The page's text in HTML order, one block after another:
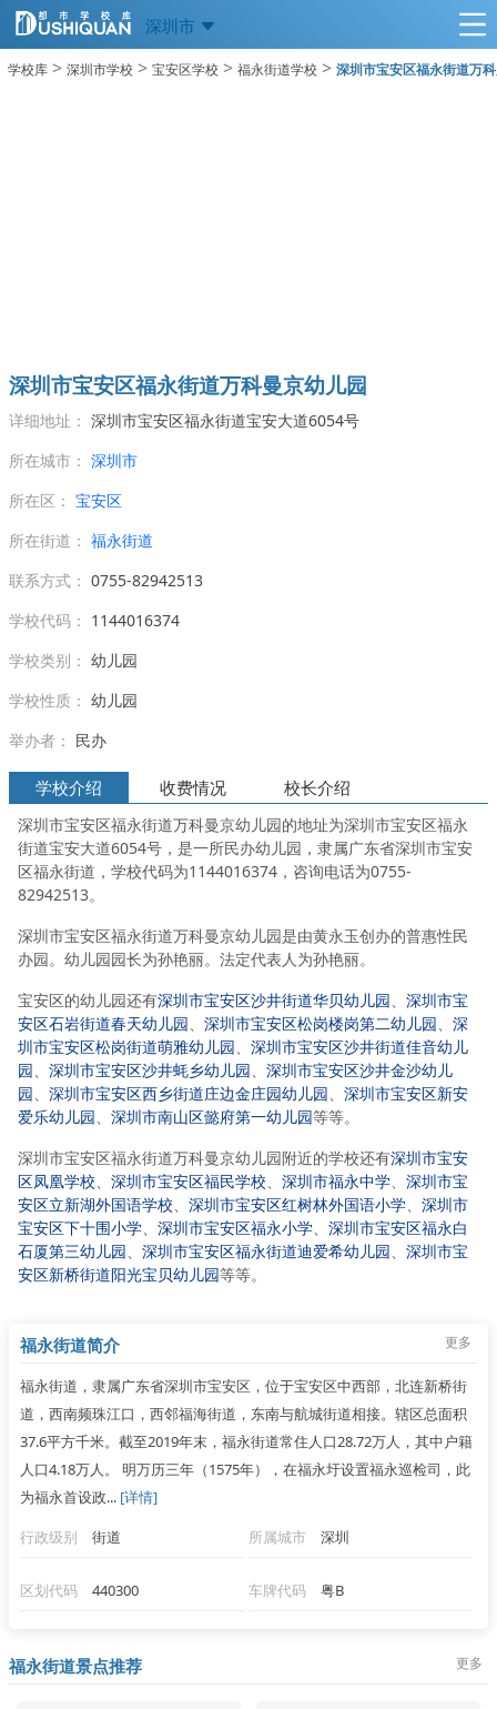
深圳市
学校库 > 深圳市学校 > 宝安区学校 > 福永街道学校 > 深圳市宝安区福永街道万
深圳市宝安区福永街道万科曼京幼儿园
详细地址： 深圳市宝安区福永街道宝安大道6054号
所在城市： 深圳市
所在区： 宝安区
所在街道： 福永街道
联系方式： 0755-82942513
学校代码： 1144016374
学校类别： 幼儿园
学校性质： 幼儿园
举办者： 民办
学校介绍 收费情况 校长介绍
深圳市宝安区福永街道万科曼京幼儿园的地址为深圳市宝安区福永
街道宝安大道6054号，是一所民办幼儿园，隶属广东省深圳市宝安
区福永街道，学校代码为1144016374，咨询电话为0755-
82942513。
深圳市宝安区福永街道万科曼京幼儿园是由黄永玉创办的普惠性民
办园。幼儿园园长为孙艳丽。法定代表人为孙艳丽。
宝安区的幼儿园还有深圳市宝安区沙井街道华贝幼儿园、 深圳市宝
安区石岩街道春天幼儿园、 深圳市宝安区松岗楼岗第二幼儿园、 深
圳市宝安区松岗街道萌雅幼儿园、 深圳市宝安区沙井街道佳音幼儿
园、 深圳市宝安区沙井蚝乡幼儿园、 深圳市宝安区沙井金沙幼儿
园、 深圳市宝安区西乡街道庄边金庄园幼儿园、 深圳市宝安区新安
爱乐幼儿园、 深圳市南山区懿府第一幼儿园等等。
深圳市宝安区福永街道万科曼京幼儿园附近的学校还有深圳市宝安
区凤凰学校、 深圳市宝安区福民学校、 深圳市福永中学、 深圳市宝
安区立新湖外国语学校、 深圳市宝安区红树林外国语小学、 深圳市
宝安区下十围小学、 深圳市宝安区福永小学、 深圳市宝安区福永白
石厦第三幼儿园、 深圳市宝安区福永街道迪爱希幼儿园、 深圳市宝
安区新桥街道阳光宝贝幼儿园等等。
福永街道简介 更多
福永街道，隶属广东省深圳市宝安区，位于宝安区中西部，北连新桥街
道，西南频珠江口，西邻福海街道，东南与航城街道相接。辖区总面积
37.6平方千米。截至2019年末，福永街道常住人口28.72万人，其中户籍
人口4.18万人。 明万历三年（1575年），在福永圩设置福永巡检司，此
为福永首设政... [详情]
行政级别
街道 所属城市 深圳
区划代码 440300 车牌代码 粤B
福永街道景点推荐 更多